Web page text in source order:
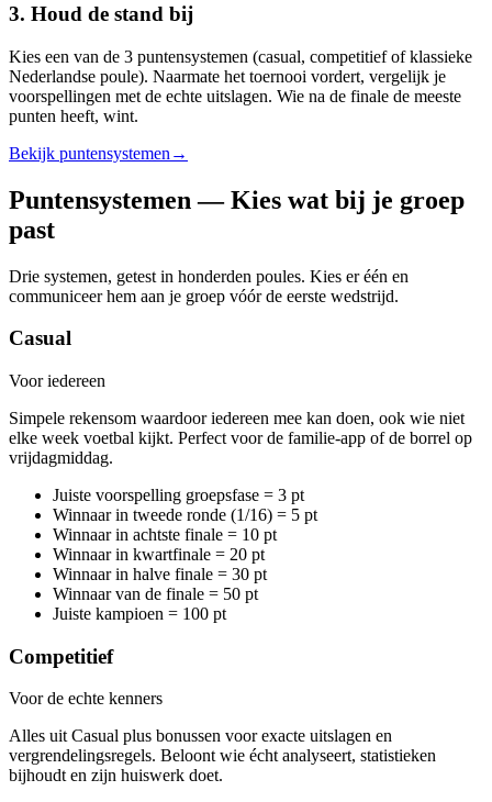
3. Houd de stand bij
Kies een van de 3 puntensystemen (casual, competitief of klassieke
Nederlandse poule). Naarmate het toernooi vordert, vergelijk je
voorspellingen met de echte uitslagen. Wie na de finale de meeste
punten heeft, wint.
Bekijk puntensystemen →
Puntensystemen — Kies wat bij je groep
past
Drie systemen, getest in honderden poules. Kies er één en
communiceer hem aan je groep vóór de eerste wedstrijd.
Casual
Voor iedereen
Simpele rekensom waardoor iedereen mee kan doen, ook wie niet
elke week voetbal kijkt. Perfect voor de familie-app of de borrel op
vrijdagmiddag.
Juiste voorspelling groepsfase = 3 pt
Winnaar in tweede ronde (1/16) = 5 pt
Winnaar in achtste finale = 10 pt
Winnaar in kwartfinale = 20 pt
Winnaar in halve finale = 30 pt
Winnaar van de finale = 50 pt
Juiste kampioen = 100 pt
Competitief
Voor de echte kenners
Alles uit Casual plus bonussen voor exacte uitslagen en
vergrendelingsregels. Beloont wie écht analyseert, statistieken
bijhoudt en zijn huiswerk doet.